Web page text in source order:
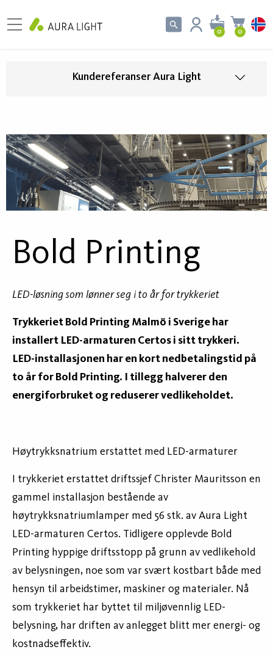
0 0
Kundereferanser Aura Light
Bold Printing
LED-løsning som lønner seg i to år for trykkeriet
Trykkeriet Bold Printing Malmö i Sverige har
installert LED-armaturen Certos i sitt trykkeri.
LED-installasjonen har en kort nedbetalingstid på
to år for Bold Printing. I tillegg halverer den
energiforbruket og reduserer vedlikeholdet.
Høytrykksnatrium erstattet med LED-armaturer
I trykkeriet erstattet driftssjef Christer Mauritsson en
gammel installasjon bestående av
høytrykksnatriumlamper med 56 stk. av Aura Light
LED-armaturen Certos. Tidligere opplevde Bold
Printing hyppige driftsstopp på grunn av vedlikehold
av belysningen, noe som var svært kostbart både med
hensyn til arbeidstimer, maskiner og materialer. Nå
som trykkeriet har byttet til miljøvennlig LED-
belysning, har driften av anlegget blitt mer energi- og
kostnadseffektiv.